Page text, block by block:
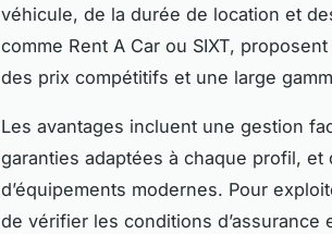
véhicule, de la durée de location et
comme Rent A Car ou SIXT,
des prix compétitifs et une large
Les avantages incluent une gestion
garanties adaptées à chaque profil,
d’équipements modernes. Pour
de vérifier les conditions